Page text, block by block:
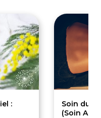
:
Soin du
(Soin